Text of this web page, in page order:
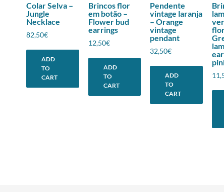
Colar Selva –
Jungle
Necklace
82,50€
ADD
TO
CART
Brincos flor
em botão –
Flower bud
earrings
12,50€
ADD
TO
CART
Pendente
vintage laranja
– Orange
vintage
pendant
32,50€
ADD
TO
CART